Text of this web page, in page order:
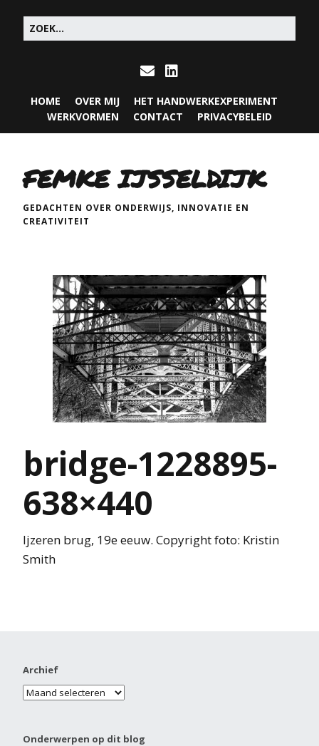
HOME OVER MIJ
HET HANDWERKEXPERIMENT
WERKVORMEN
CONTACT PRIVACYBELEID
FEMKE IJSSELDIJK
GEDACHTEN OVER ONDERWIJS, INNOVATIE EN
CREATIVITEIT
bridge-1228895-
638×440
Ijzeren brug, 19e eeuw. Copyright foto: Kristin
Smith
Archief
Onderwerpen op dit blog